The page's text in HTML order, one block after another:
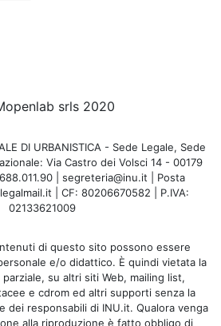
srls 2020
DI URBANISTICA - Sede Legale, Sede
Via Castro dei Volsci 14 - 00179
| segreteria@inu.it | Posta
| CF: 80206670582 | P.IVA:
02133621009
di questo sito possono essere
e/o didattico. È quindi vietata la
su altri siti Web, mailing list,
e cdrom ed altri supporti senza la
dei responsabili di INU.it. Qualora venga
alla riproduzione è fatto obbligo di